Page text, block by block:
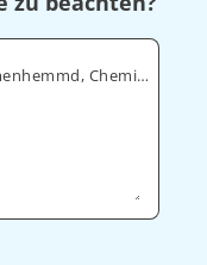
Zum Beispiel: Wasserabweisende, Flammenhemmd, Chemikalienabweisende